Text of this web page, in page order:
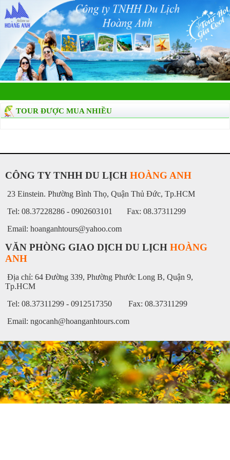
TOUR ĐƯỢC MUA NHIỀU
CÔNG TY TNHH DU LỊCH HOÀNG ANH
23 Einstein. Phường Bình Thọ, Quận Thủ Đức, Tp.HCM
Tel: 08.37228286 - 0902603101 Fax: 08.37311299
Email: hoanganhtours@yahoo.com
VĂN PHÒNG GIAO DỊCH DU LỊCH HOÀNG
ANH
Địa chỉ: 64 Đường 339, Phường Phước Long B, Quận 9,
Tp.HCM
Tel: 08.37311299 - 0912517350 Fax: 08.37311299
Email: ngocanh@hoanganhtours.com